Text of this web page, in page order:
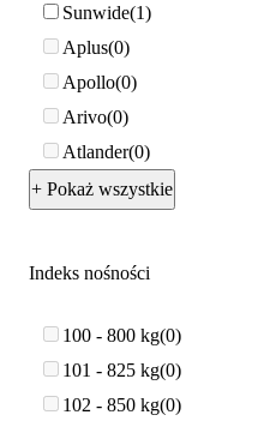
Sunwide 1
Aplus 0
Apollo 0
Arivo 0
Atlander 0
+ Pokaż wszystkie
Indeks nośności
100 - 800 kg 0
101 - 825 kg 0
102 - 850 kg 0